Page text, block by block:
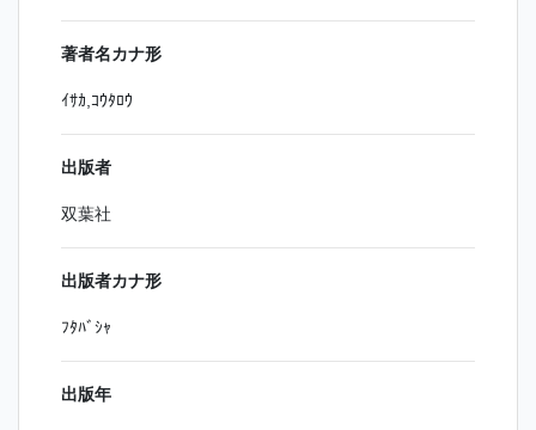
著者名カナ形
ｲｻｶ,ｺｳﾀﾛｳ
出版者
双葉社
出版者カナ形
ﾌﾀﾊﾞｼｬ
出版年